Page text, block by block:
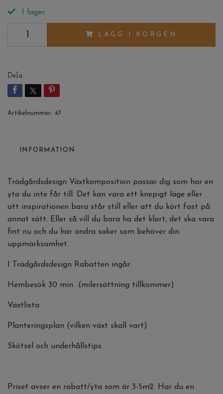
I lager.
LÄGG I KORGEN
Dela
Artikelnummer: 47
INFORMATION
Trädgårdsdesign Växtkomposition passar dig som har en
yta du inte får till. Det kan vara ett knepigt läge eller
att inspirationen bara står still eller att du kört fast på
annat sätt. Eller så vill du bara ha det klart, det ska vara
fint nu och du har andra saker som behöver din
uppmärksamhet.
I Trädgårdsdesign Rabatten ingår:
Hembesök 30 min (milersättning tillkommer)
Växtlista
Planteringsplan (vilken växt skall vart)
Skötsel och underhållstips
Priset avser en rabatt/yta som är 3-5m2. Har du en